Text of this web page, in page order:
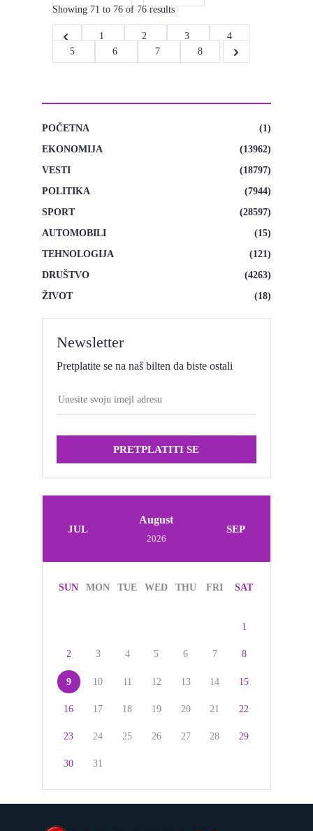
Showing71to76of 76results
1 2 3
4
5
6 7 8
POČETNA
(1)
EKONOMIJA
(13962)
VESTI
(18797)
POLITIKA
(7944)
SPORT
(28597)
AUTOMOBILI
(15)
TEHNOLOGIJA
(121)
DRUŠTVO
(4263)
ŽIVOT
(18)
Newsletter
Pretplatite se na naš bilten da biste ostali
PRETPLATITI SE
JUL
August
2026
SEP
SUN MON TUE WED THU FRI SAT
1
2 3 4 5 6 7 8
9 10 11 12 13 14 15
16 17 18 19 20 21 22
23 24 25 26 27 28 29
30 31